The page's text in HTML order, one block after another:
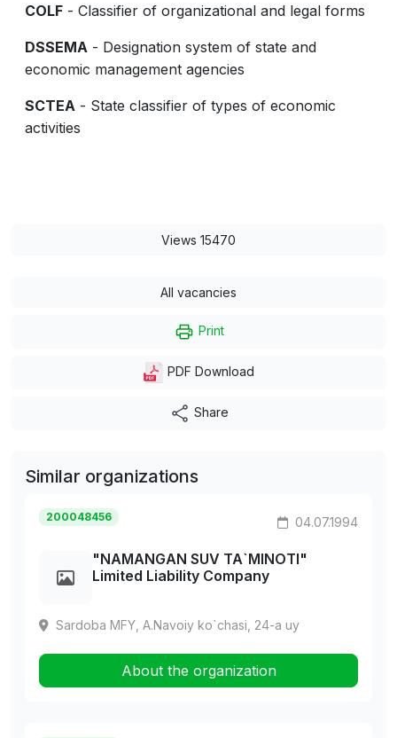
COLF - Classifier of organizational and legal forms
DSSEMA - Designation system of state and
economic management agencies
SCTEA - State classifier of types of economic
activities
Views 15470
All vacancies
Print
PDF Download
Share
Similar organizations
200048456 04.07.1994
"NAMANGAN SUV TA`MINOTI"
Limited Liability Company
Sardoba MFY, A.Navoiy ko`chasi, 24-a uy
About the organization